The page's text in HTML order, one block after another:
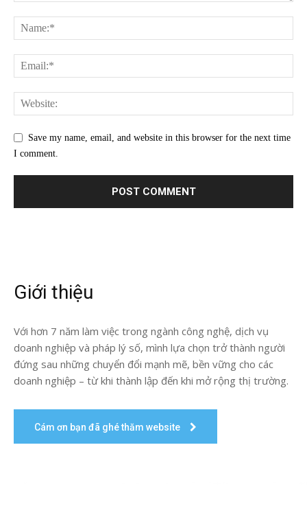
Save my name, email, and website in this browser for the next time
I comment.
Giới thiệu
Với hơn 7 năm làm việc trong ngành công nghệ, dịch vụ
doanh nghiệp và pháp lý số, mình lựa chọn trở thành người
đứng sau những chuyển đổi mạnh mẽ, bền vững cho các
doanh nghiệp – từ khi thành lập đến khi mở rộng thị trường.
Cám ơn bạn đã ghé thăm website